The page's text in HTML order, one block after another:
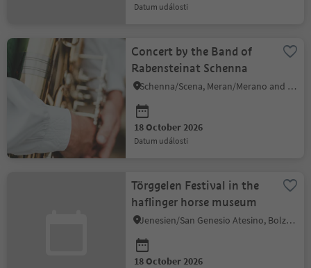
datum události
Concert by the Band of
Rabensteinat Schenna
Schenna/Scena, Meran/Merano and environs
18 October 2026
datum události
Törggelen Festival in the
haflinger horse museum
Jenesien/San Genesio Atesino, Bolzano/Bozen and environs
18 October 2026